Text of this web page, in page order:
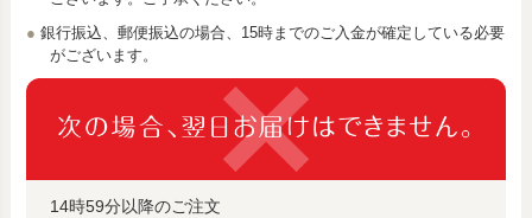
銀行振込、郵便振込の場合、15時までのご入金が確定している必要
がございます。
14時59分以降のご注文